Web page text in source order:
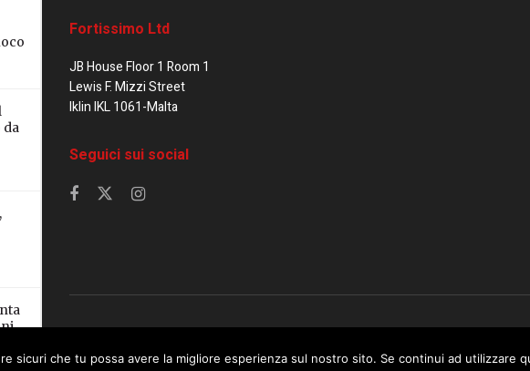
da
Fortissimo Ltd
JB House Floor 1 Room 1
Lewis F. Mizzi Street
Iklin IKL 1061-Malta
Seguici sui social
© 2023 Corriere di Malta / Fortissimo Ltd
sicuri che tu possa avere la migliore esperienza sul nostro sito. Se continui ad utilizzare